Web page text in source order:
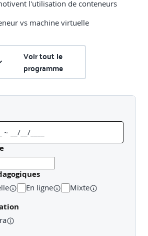
l'utilisation de conteneurs
vs machine virtuelle
conteneur
Voir tout le
programme
En ligne
Mixte